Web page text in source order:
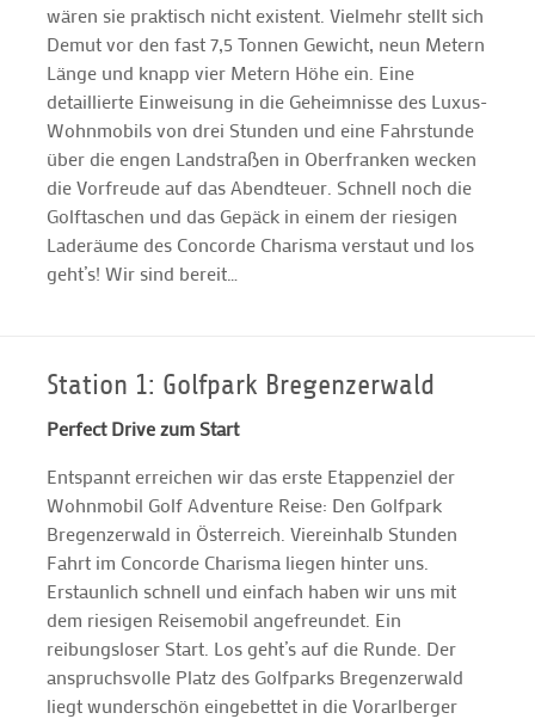
wären sie praktisch nicht existent. Vielmehr stellt sich
Demut vor den fast 7,5 Tonnen Gewicht, neun Metern
Länge und knapp vier Metern Höhe ein. Eine
detaillierte Einweisung in die Geheimnisse des Luxus-
Wohnmobils von drei Stunden und eine Fahrstunde
über die engen Landstraßen in Oberfranken wecken
die Vorfreude auf das Abendteuer. Schnell noch die
Golftaschen und das Gepäck in einem der riesigen
Laderäume des Concorde Charisma verstaut und los
geht’s! Wir sind bereit…
Station 1: Golfpark Bregenzerwald
Perfect Drive zum Start
Entspannt erreichen wir das erste Etappenziel der
Wohnmobil Golf Adventure Reise: Den Golfpark
Bregenzerwald in Österreich. Viereinhalb Stunden
Fahrt im Concorde Charisma liegen hinter uns.
Erstaunlich schnell und einfach haben wir uns mit
dem riesigen Reisemobil angefreundet. Ein
reibungsloser Start. Los geht’s auf die Runde. Der
anspruchsvolle Platz des Golfparks Bregenzerwald
liegt wunderschön eingebettet in die Vorarlberger